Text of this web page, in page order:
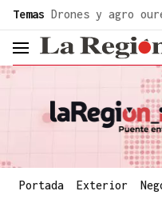
Temas Drones y agro
header.menu.open
Portada Exterior